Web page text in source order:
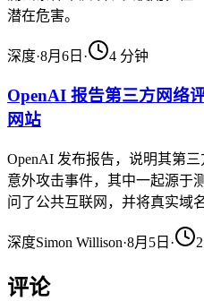
潜在危害。
深度·8月6日 · 4 分钟
OpenAI 报告第三方网络
网站
OpenAI 发布报告，说明其第
意外攻击事件，其中一起源于
问了公共互联网，并将真实域
深度Simon Willison·8月5日 · 2
评论